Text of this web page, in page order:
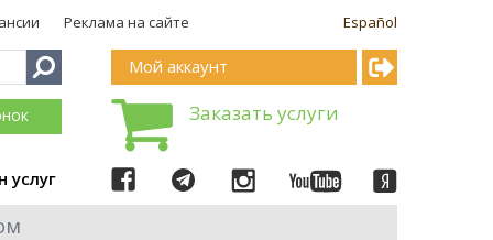
Español
Реклама на сайте
услуг
Мой аккаунт
Заказать услуги